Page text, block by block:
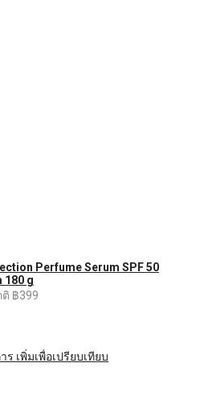
Perfume Serum SPF 50
180 g
ติ ฿399
ร เพิ่มเพื่อเปรียบเทียบ